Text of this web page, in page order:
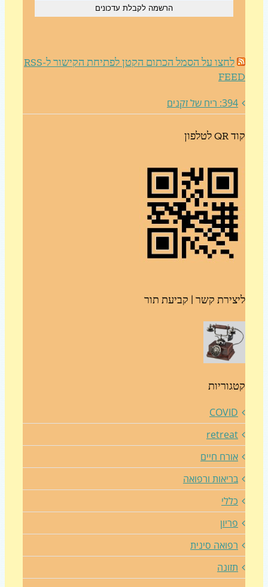
לחצו על הסמל הכתום הקטן לפתיחת הקישור ל-RSS
קשר | קביעת תור
חיים
ורפואה
סינית